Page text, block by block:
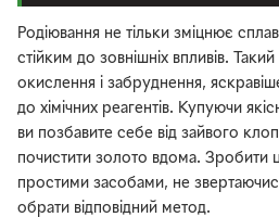
Родіювання не тільки зміцнює
стійким до зовнішніх впливів.
окислення і забруднення,
до хімічних реагентів. Купуючи
ви позбавите себе від зайвого
почистити золото вдома. Зробити
простими засобами, не
обрати відповідний метод.